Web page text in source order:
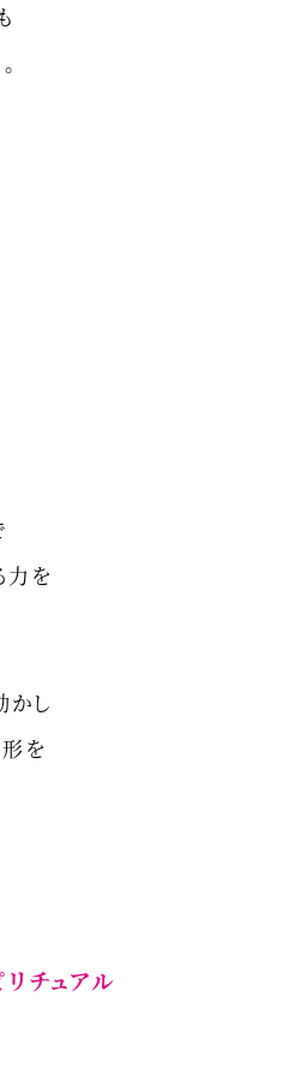
力を
かし
を
チュアル